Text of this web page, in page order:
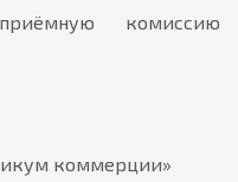
комиссию
коммерции»